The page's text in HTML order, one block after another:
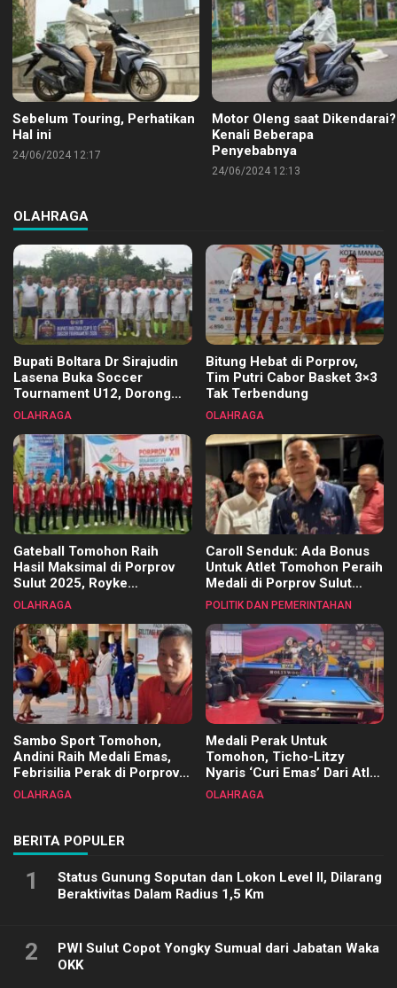
Sebelum Touring, Perhatikan
Hal ini
24/06/2024 12:17
Motor Oleng saat Dikendarai?
Kenali Beberapa
Penyebabnya
24/06/2024 12:13
OLAHRAGA
Bupati Boltara Dr Sirajudin
Lasena Buka Soccer
Tournament U12, Dorong
Pembinaan Merata di Setiap
OLAHRAGA
Bitung Hebat di Porprov,
Tim Putri Cabor Basket 3×3
Tak Terbendung
OLAHRAGA
Gateball Tomohon Raih
Hasil Maksimal di Porprov
Sulut 2025, Royke
Tangkawarouw Ucapkan
OLAHRAGA
Caroll Senduk: Ada Bonus
Untuk Atlet Tomohon Peraih
Medali di Porprov Sulut
2025
POLITIK DAN PEMERINTAHAN
Sambo Sport Tomohon,
Andini Raih Medali Emas,
Febrisilia Perak di Porprov
Sulut 2025
OLAHRAGA
Medali Perak Untuk
Tomohon, Ticho-Litzy
Nyaris ‘Curi Emas’ Dari Atlet
Biliar PON di Porprov Sulut
OLAHRAGA
BERITA POPULER
1
Status Gunung Soputan dan Lokon Level II, Dilarang
Beraktivitas Dalam Radius 1,5 Km
2
PWI Sulut Copot Yongky Sumual dari Jabatan Waka
OKK